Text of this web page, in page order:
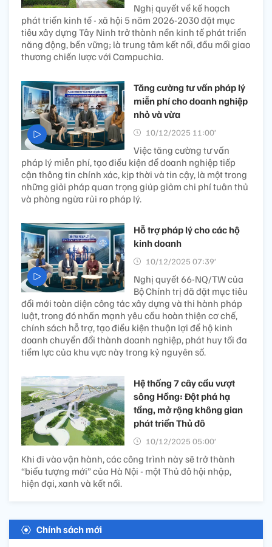
Nghị quyết về kế hoạch
phát triển kinh tế - xã hội 5 năm 2026-2030 đặt mục
tiêu xây dựng Tây Ninh trở thành nền kinh tế phát triển
năng động, bền vững; là trung tâm kết nối, đầu mối giao
thương chiến lược với Campuchia.
Tăng cường tư vấn pháp lý
miễn phí cho doanh nghiệp
nhỏ và vừa
10/12/2025 11:00’
Việc tăng cường tư vấn
pháp lý miễn phí, tạo điều kiện để doanh nghiệp tiếp
cận thông tin chính xác, kịp thời và tin cậy, là một trong
những giải pháp quan trọng giúp giảm chi phí tuân thủ
và phòng ngừa rủi ro pháp lý.
Hỗ trợ pháp lý cho các hộ
kinh doanh
10/12/2025 07:39’
Nghị quyết 66-NQ/TW của
Bộ Chính trị đã đặt mục tiêu
đổi mới toàn diện công tác xây dựng và thi hành pháp
luật, trong đó nhấn mạnh yêu cầu hoàn thiện cơ chế,
chính sách hỗ trợ, tạo điều kiện thuận lợi để hộ kinh
doanh chuyển đổi thành doanh nghiệp, phát huy tối đa
tiềm lực của khu vực này trong kỷ nguyên số.
Hệ thống 7 cây cầu vượt
sông Hồng: Đột phá hạ
tầng, mở rộng không gian
phát triển Thủ đô
10/12/2025 05:00’
Khi đi vào vận hành, các công trình này sẽ trở thành
“biểu tượng mới” của Hà Nội - một Thủ đô hội nhập,
hiện đại, xanh và kết nối.
Chính sách mới